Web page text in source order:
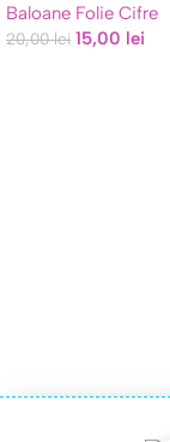
Baloane Folie Cifre
20,00lei 15,00 lei